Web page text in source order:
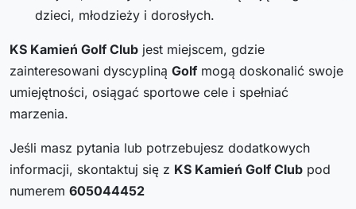
dzieci, młodzieży i dorosłych.
KS Kamień Golf Club jest miejscem, gdzie
zainteresowani dyscypliną Golf mogą doskonalić swoje
umiejętności, osiągać sportowe cele i spełniać
marzenia.
Jeśli masz pytania lub potrzebujesz dodatkowych
informacji, skontaktuj się z KS Kamień Golf Club pod
numerem 605044452